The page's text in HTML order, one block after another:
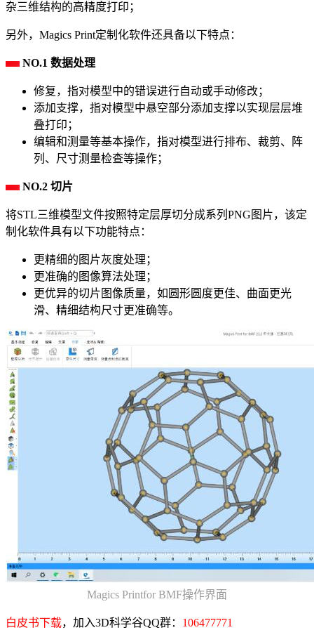
杂三维结构的高精度打印；
另外，Magics Print定制化软件还具备以下特点：
NO.1 数据处理
修复，指对模型中的错误进行自动或手动修改；
添加支撑，指对模型中悬空部分添加支撑以实现层层堆
叠打印；
编辑和测量等基本操作，指对模型进行排布、裁剪、阵
列、尺寸测量检查等操作；
NO.2 切片
将STL三维模型文件按照特定层厚切分成系列PNG图片，该定
制化软件具有以下功能特点：
更精细的图片灰度处理；
更准确的图像算法处理；
更优异的切片图像质量，如圆形圆度更佳、曲面更光
滑、精细结构尺寸更准确等。
Magics Printfor BMF操作界面
白皮书下载，加入3D科学谷QQ群： 106477771